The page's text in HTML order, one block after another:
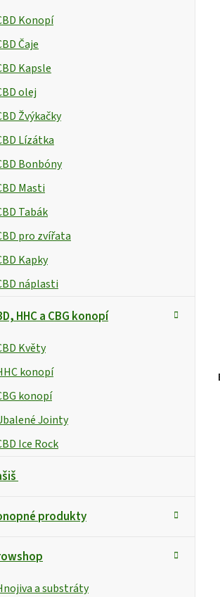
Konopí
Čaje
Kapsle
olej
Žvýkačky
Lízátka
Bonbóny
Masti
Tabák
pro zvířata
Kapky
náplasti
HHC a CBG konopí
Květy
konopí
konopí
Jointy
Ice Rock
produkty
a substráty